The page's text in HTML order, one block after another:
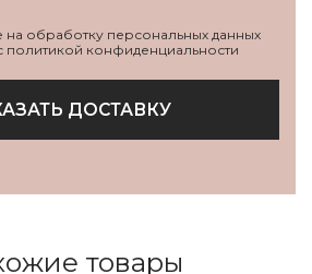
на обработку персональных данных
политикой конфиденциальности
ДОСТАВКУ
товары